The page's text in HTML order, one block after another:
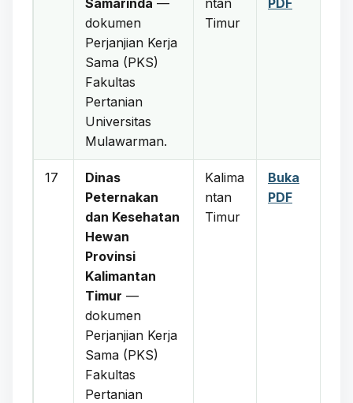
dokumen
Perjanjian Kerja
Sama (PKS)
Fakultas
Pertanian
Universitas
Mulawarman.
Timur
17
Dinas
Peternakan
dan Kesehatan
Hewan
Provinsi
Kalimantan
Timur —
dokumen
Perjanjian Kerja
Sama (PKS)
Fakultas
Pertanian
Kalima
ntan
Timur
Buka
PDF